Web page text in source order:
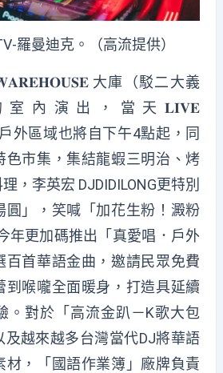
羅曼迪克。（高流提供）
大庫（駁二大義
室內演出，當天𝐋𝐈𝐕𝐄
區域也將自下午4點起，同
色市集，集結龍蝦三明治、烤
，李英宏 DJDIDILONG更特別
圓」，笑喊「加花生粉！澱粉
年更加碼推出「真愛唱．戶外
百首華語金曲，邀請民眾免費
到喉嚨全面暖身，打造具延續
。對於「高流金趴－K歌大包
及越來越多台灣當代DJ將華語
材，「國語作業簿」廠牌負責